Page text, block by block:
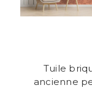
Tuile
ancienne